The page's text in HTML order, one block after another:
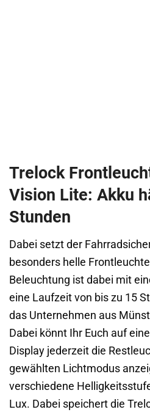
Trelock
Vision Lite: Akku
Stunden
Dabei setzt der
besonders helle
Beleuchtung ist dabei mit
eine Laufzeit von bis zu 15
das Unternehmen aus
Dabei könnt Ihr Euch auf
Display jederzeit die
gewählten Lichtmodus
verschiedene
Lux. Dabei speichert die